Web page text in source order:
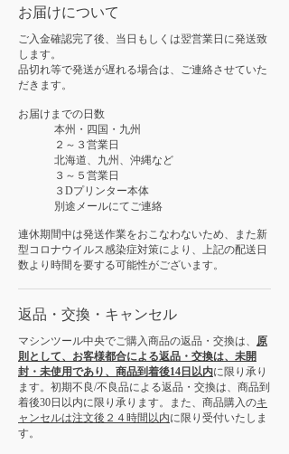
お届けについて
ご入金確認完了後、当日もしくは翌営業日に発送致
します。
品切れ等で発送が遅れる場合は、ご連絡させていた
だきます。
お届けまでの日数
本州・四国・九州
２～３営業日
北海道、九州、沖縄など
３～５営業日
３Dプリンター本体
別途メールにてご連絡
連休期間中は発送作業をおこなわないため、また新
型コロナウイルス感染症対策により、上記の配送日
数より時間を要する可能性がございます。
返品・交換・キャンセル
マシンツール中央でご購入商品の返品・交換は、 原
則として、お客様都合による返品・交換は、未開
封・未使用であり、商品到着後14日以内に限り承り
ます。初期不良/不良品による返品・交換は、商品到
着後30日以内に限り承ります。また、商品購入のキ
ャンセルは注文後２４時間以内に限り受付いたしま
す。